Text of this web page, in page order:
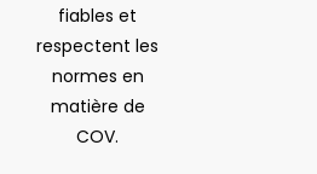
fiables et
respectent les
normes en
matière de
COV.